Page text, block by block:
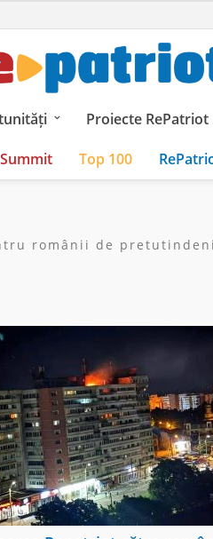
Proiecte RePatriot
Top 100
românii de pretutindeni